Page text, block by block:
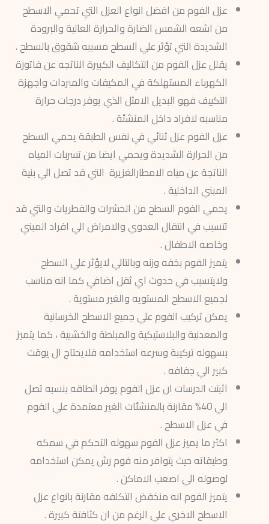
عزل الفوم من افضل انواع العزل التي تحمي الاسطح
من اشعه الشمس الضارة والحرارة العالية والبرودة
الشديدة التي تؤثر علي السطح مسببه شقوق بالسطح .
يقلل عزل الفوم من التكاليف الكبيرة الناتجه عن فاتورة
الكهرباء المستهلكة في المكيفات والمبردات واجهزة
التكييف فهو البديل الامثل الذي يوفر درجات حرارة
مناسبه لافراد داخل المنشئة .
عزل الفوم عزل ثنائي في نفس الطبقة يحمي السطح
من الحرارة الشديدة ويحمي ايضا من تسربات المياه
الناتجة عن مياه الامطارالغزيرة التي قد تصل الي بنية
المبني الداخلية .
يحمي الفوم السطح من الحشرات والفطريات والتي قد
تتسبب في انتقال العدوي والامراض الي افراد المبني
وخاصه الاطفال .
يتميز الفوم بخفه وزنه وبالتالي لايؤثر علي السطح
ولايتسبب في حدوث اي ثقل اضافي كما انه مناسب
لجميع الاسطح المستويه والغير مستوية .
يمكن تركيب الفوم علي جميع الاسطح الخرسانية
والمعدنية والبلاستيكية والمبلطة والخشبية ، كما يتميز
بسهوله تركيبة وسرعه استخدامه فلايحتاج ال يوقت
كبير الي جفافه .
اثبتت الدرسات ان عزل الفوم يوفر الطاقه بنسبه تصل
الي 40% مقارنة بالمنشئات الغير معتمدة علي الفوم
في عزل الاسطح .
اكثر ما يميز عزل الفوم سهوله التحكم في سمكه
وطبقاته حيث يتوافر منه فوم رش يمكن استخدامه
لوصوله الي اصعب الاماكن .
يتميز الفوم انه منخفض التكلفه مقارنة بانواع عزل
الاسطح الاخري علي الرغم من ان كثافتة كبيرة .